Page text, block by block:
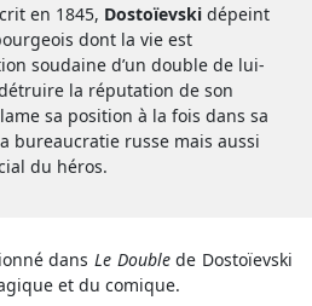
en 1845, Dostoïevski dépeint
dont la vie est
soudaine d’un double de lui-
la réputation de son
sa position à la fois dans sa
bureaucratie russe mais aussi
du héros.
dans Le Doublede Dostoïevski
et du comique.